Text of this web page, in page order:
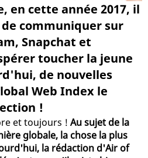
en cette année 2017, il
communiquer sur
Snapchat et
toucher la jeune
de nouvelles
Web Index le
!
et toujours ! Au sujet de la
globale, la chose la plus
la rédaction d'Air of